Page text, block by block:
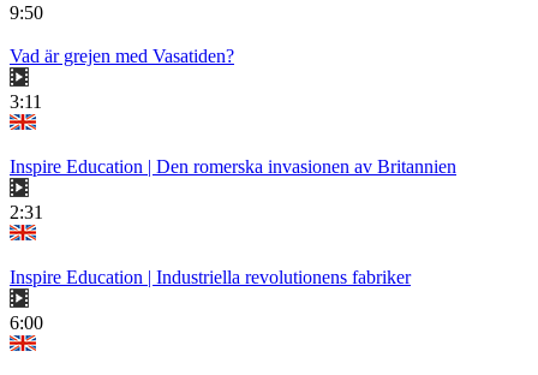
9:50
Vad är grejen med Vasatiden?
3:11
Inspire Education | Den romerska invasionen av Britannien
2:31
Inspire Education | Industriella revolutionens fabriker
6:00